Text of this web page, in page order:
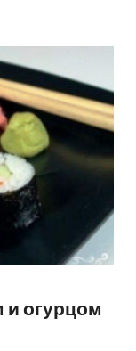
и огурцом